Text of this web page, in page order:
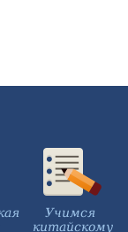
Учимся
китайскому